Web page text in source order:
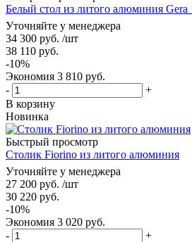
Белый стол из литого алюминия Gera
Уточняйте у менеджера
34 300 руб. /шт
38 110 руб.
-10%
Экономия 3 810 руб.
-
+
В корзину
Новинка
Быстрый просмотр
Столик Fiorino из литого алюминия
Уточняйте у менеджера
27 200 руб. /шт
30 220 руб.
-10%
Экономия 3 020 руб.
-
+